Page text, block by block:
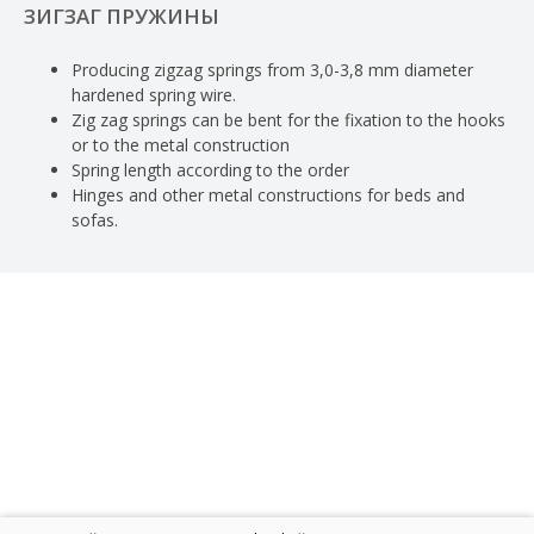
ЗИГЗАГ ПРУЖИНЫ
Producing zigzag springs from 3,0-3,8 mm diameter
hardened spring wire.
Zig zag springs can be bent for the fixation to the hooks
or to the metal construction
Spring length according to the order
Hinges and other metal constructions for beds and
sofas.